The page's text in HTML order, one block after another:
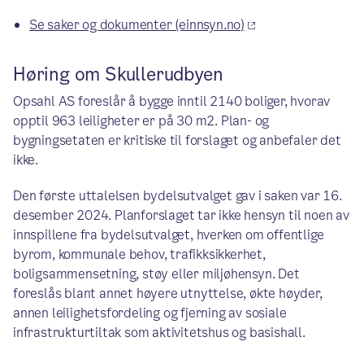
Se saker og dokumenter (einnsyn.no)
Høring om Skullerudbyen
Opsahl AS foreslår å bygge inntil 2140 boliger, hvorav
opptil 963 leiligheter er på 30 m2. Plan- og
bygningsetaten er kritiske til forslaget og anbefaler det
ikke.
Den første uttalelsen bydelsutvalget gav i saken var 16.
desember 2024. Planforslaget tar ikke hensyn til noen av
innspillene fra bydelsutvalget, hverken om offentlige
byrom, kommunale behov, trafikksikkerhet,
boligsammensetning, støy eller miljøhensyn. Det
foreslås blant annet høyere utnyttelse, økte høyder,
annen leilighetsfordeling og fjerning av sosiale
infrastrukturtiltak som aktivitetshus og basishall.